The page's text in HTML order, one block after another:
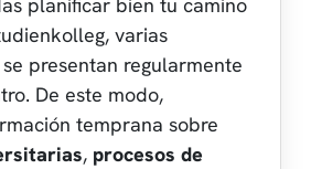
varias
se presentan regularmente
De este modo,
temprana sobre
, procesos de